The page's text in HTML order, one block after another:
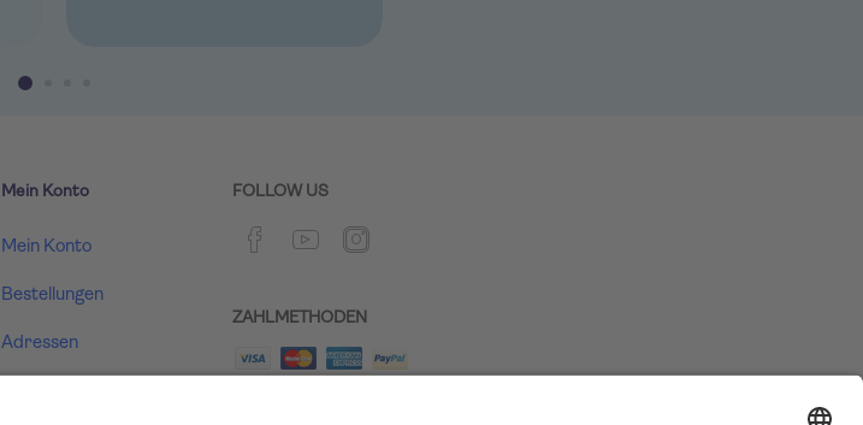
Mein Konto
Mein Konto
Bestellungen
Adressen
FOLLOW US
ZAHLMETHODEN